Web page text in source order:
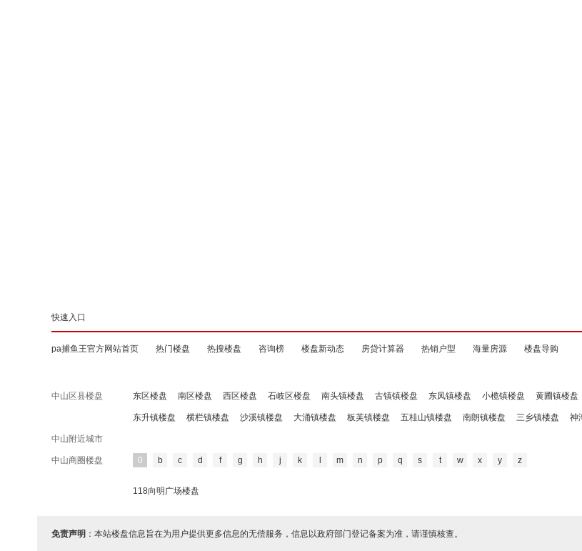
快速入口
pa捕鱼王官方网站首页 热门楼盘 热搜楼盘 咨询榜 楼盘新动态 房贷计算器 热销户型 海量房源 楼盘导购
中山区县楼盘 东区楼盘 南区楼盘 西区楼盘 石岐区楼盘 南头镇楼盘 古镇镇楼盘 东凤镇楼盘 小榄镇楼盘 黄圃镇楼盘
东升镇楼盘 横栏镇楼盘 沙溪镇楼盘 大涌镇楼盘 板芙镇楼盘 五桂山镇楼盘 南朗镇楼盘 三乡镇楼盘 神
中山附近城市
中山商圈楼盘 0 b c d f g h j k m n p q s t w x y z
118向明广场楼盘
免责声明 ：本站楼盘信息旨在为用户提供更多信息的无偿服务，信息以政府部门登记备案为准，请谨慎核查。